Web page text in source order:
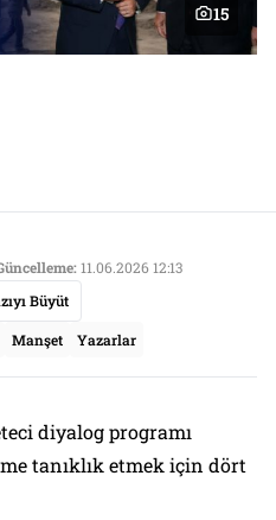
15
11.06.2026 12:13
Büyüt
Manşet Yazarlar
diyalog programı
tanıklık etmek için dört